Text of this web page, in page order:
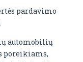
pardavimo
automobilių
poreikiams,